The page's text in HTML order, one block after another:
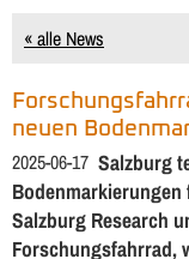
« alle News
neuen
2025-06-17 Salzburg
Salzburg Research
Forschungsfahrrad,